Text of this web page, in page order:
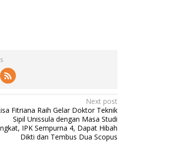
Next post
Fitriana Raih Gelar Doktor Teknik
Sipil Unissula dengan Masa Studi
IPK Sempurna 4, Dapat Hibah
Dikti dan Tembus Dua Scopus